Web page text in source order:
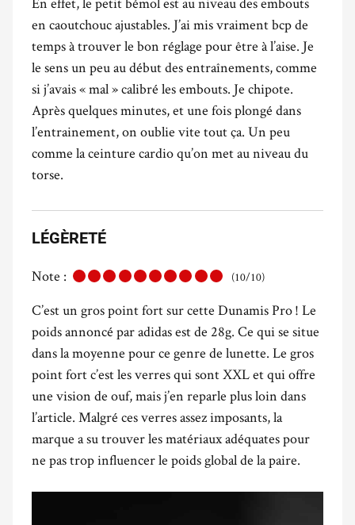
en caoutchouc ajustables. J’ai mis vraiment bcp de
temps à trouver le bon réglage pour être à l’aise. Je
le sens un peu au début des entraînements, comme
si j’avais « mal » calibré les embouts. Je chipote.
Après quelques minutes, et une fois plongé dans
l’entrainement, on oublie vite tout ça. Un peu
comme la ceinture cardio qu’on met au niveau du
torse.
LÉGÈRETÉ
Note : (10/10)
C’est un gros point fort sur cette Dunamis Pro ! Le
poids annoncé par adidas est de 28g. Ce qui se situe
dans la moyenne pour ce genre de lunette. Le gros
point fort c’est les verres qui sont XXL et qui offre
une vision de ouf, mais j’en reparle plus loin dans
l’article. Malgré ces verres assez imposants, la
marque a su trouver les matériaux adéquates pour
ne pas trop influencer le poids global de la paire.